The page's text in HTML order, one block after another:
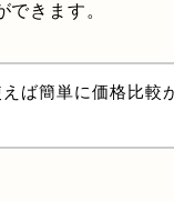
できます。
ば簡単に価格比較